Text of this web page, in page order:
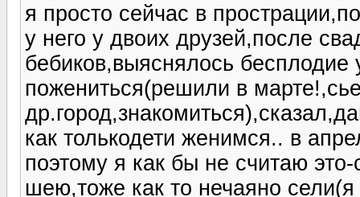
я просто сейчас в
у него у двоих друзей,после
бебиков,выяснялось
пожениться(решили в
как толькодети женимся.. в
поэтому я как бы не считаю
шею,тоже как то нечаяно